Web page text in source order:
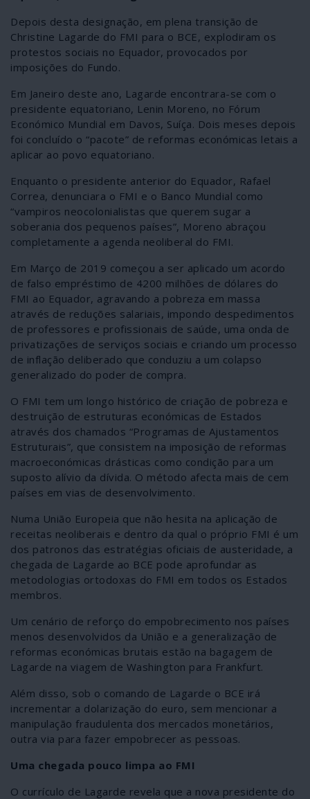
Depois desta designação, em plena transição de
Christine Lagarde do FMI para o BCE, explodiram os
protestos sociais no Equador, provocados por
imposições do Fundo.
Em Janeiro deste ano, Lagarde encontrara-se com o
presidente equatoriano, Lenin Moreno, no Fórum
Económico Mundial em Davos, Suíça. Dois meses depois
foi concluído o “pacote” de reformas económicas letais a
aplicar ao povo equatoriano.
Enquanto o presidente anterior do Equador, Rafael
Correa, denunciara o FMI e o Banco Mundial como
“vampiros neocolonialistas que querem sugar a
soberania dos pequenos países”, Moreno abraçou
completamente a agenda neoliberal do FMI.
Em Março de 2019 começou a ser aplicado um acordo
de falso empréstimo de 4200 milhões de dólares do
FMI ao Equador, agravando a pobreza em massa
através de reduções salariais, impondo despedimentos
de professores e profissionais de saúde, uma onda de
privatizações de serviços sociais e criando um processo
de inflação deliberado que conduziu a um colapso
generalizado do poder de compra.
O FMI tem um longo histórico de criação de pobreza e
destruição de estruturas económicas de Estados
através dos chamados “Programas de Ajustamentos
Estruturais”, que consistem na imposição de reformas
macroeconómicas drásticas como condição para um
suposto alívio da dívida. O método afecta mais de cem
países em vias de desenvolvimento.
Numa União Europeia que não hesita na aplicação de
receitas neoliberais e dentro da qual o próprio FMI é um
dos patronos das estratégias oficiais de austeridade, a
chegada de Lagarde ao BCE pode aprofundar as
metodologias ortodoxas do FMI em todos os Estados
membros.
Um cenário de reforço do empobrecimento nos países
menos desenvolvidos da União e a generalização de
reformas económicas brutais estão na bagagem de
Lagarde na viagem de Washington para Frankfurt.
Além disso, sob o comando de Lagarde o BCE irá
incrementar a dolarização do euro, sem mencionar a
manipulação fraudulenta dos mercados monetários,
outra via para fazer empobrecer as pessoas.
Uma chegada pouco limpa ao FMI
O currículo de Lagarde revela que a nova presidente do